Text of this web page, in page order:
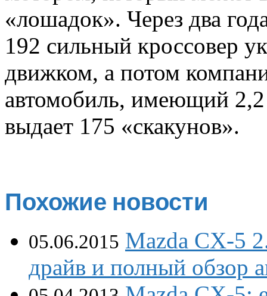
«лошадок». Через два
192 сильный кроссовер
движком, а потом
автомобиль, имеющий
выдает 175 «скакунов».
Похожие новости
05.06.2015 Mazda CX-5
драйв и полный обзор